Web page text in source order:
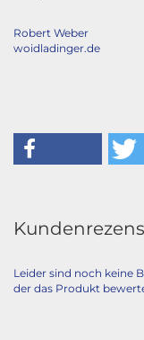
Robert Weber
woidladinger.de
Leider sind noch keine
der das Produkt